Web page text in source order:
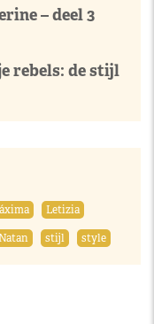
– deel 3
rebels: de stijl
Letizia
stijl style